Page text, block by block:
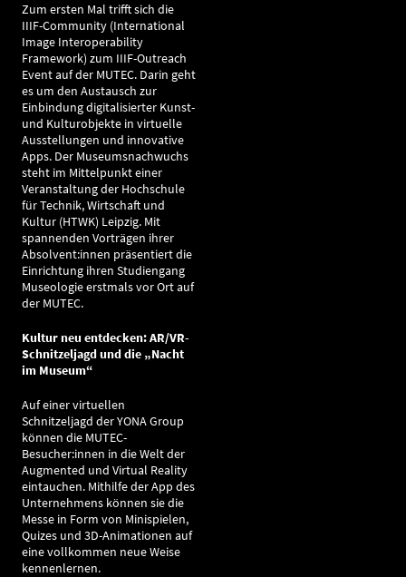
Zum ersten Mal trifft sich die
IIIF-Community (International
Image Interoperability
Framework) zum IIIF-Outreach
Event auf der MUTEC. Darin geht
es um den Austausch zur
Einbindung digitalisierter Kunst-
und Kulturobjekte in virtuelle
Ausstellungen und innovative
Apps. Der Museumsnachwuchs
steht im Mittelpunkt einer
Veranstaltung der Hochschule
für Technik, Wirtschaft und
Kultur (HTWK) Leipzig. Mit
spannenden Vorträgen ihrer
Absolvent:innen präsentiert die
Einrichtung ihren Studiengang
Museologie erstmals vor Ort auf
der MUTEC.
Kultur neu entdecken: AR/VR-
Schnitzeljagd und die „Nacht
im Museum“
Auf einer virtuellen
Schnitzeljagd der YONA Group
können die MUTEC-
Besucher:innen in die Welt der
Augmented und Virtual Reality
eintauchen. Mithilfe der App des
Unternehmens können sie die
Messe in Form von Minispielen,
Quizes und 3D-Animationen auf
eine vollkommen neue Weise
kennenlernen.